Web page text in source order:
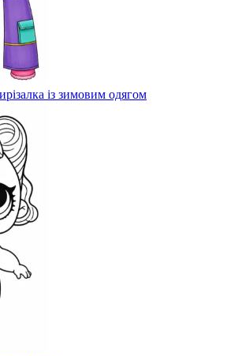
із зимовим одягом